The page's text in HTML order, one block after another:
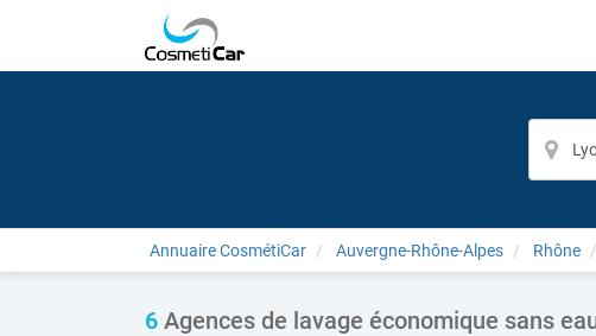
Annuaire CosmétiCar Auvergne-Rhône-Alpes Rhône
6 Agences de lavage économique sans